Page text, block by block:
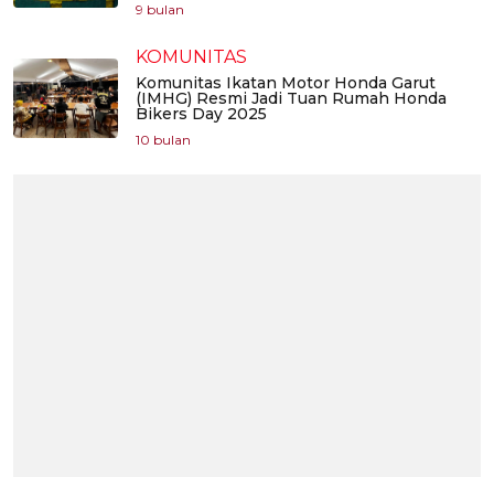
9 bulan
KOMUNITAS
Komunitas Ikatan Motor Honda Garut
(IMHG) Resmi Jadi Tuan Rumah Honda
Bikers Day 2025
10 bulan